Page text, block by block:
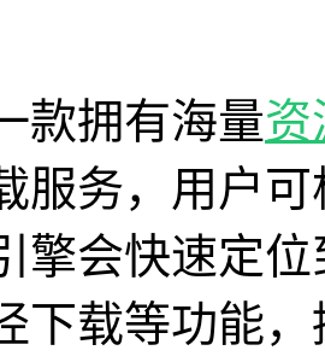
款拥有海量资
服务，用户
擎会快速定
下载等功能，